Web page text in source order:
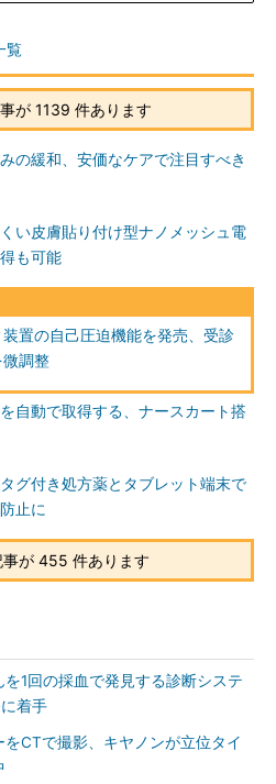
覧
が 1139 件あります
の緩和、安価なケアで注目すべき
い皮膚貼り付け型ナノメッシュ電
も可能
置の自己圧迫機能を発売、受診
調整
自動で取得する、ナースカート搭
グ付き処方薬とタブレット端末で
止に
が 455 件あります
1回の採血で発見する診断システ
着手
をCTで撮影、キヤノンが立位タイ